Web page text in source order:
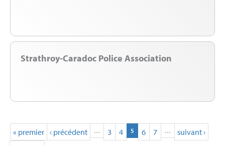
Strathroy-Caradoc Police Association
« premier ‹ précédent … 3 4 5 (current)
6 7 …
suivant ›